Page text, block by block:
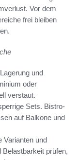
Vor dem
frei bleiben
und
oder
verstaut.
Sets. Bistro-
auf Balkone und
Varianten und
prüfen,